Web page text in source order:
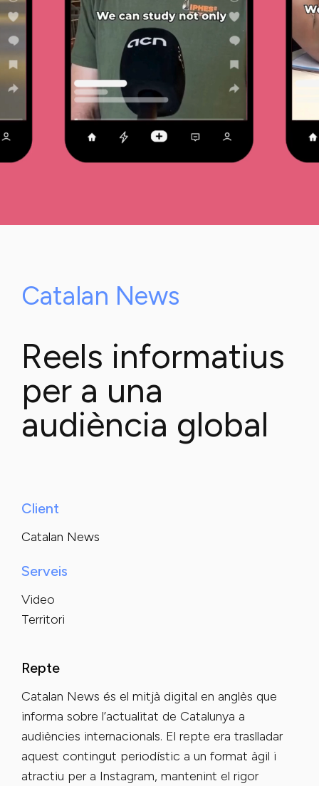
Catalan News
Reels informatius
per a una
audiència global
Client
Catalan News
Serveis
Video
Territori
Repte
Catalan News és el mitjà digital en anglès que
informa sobre l’actualitat de Catalunya a
audiències internacionals. El repte era traslladar
aquest contingut periodístic a un format àgil i
atractiu per a Instagram, mantenint el rigor